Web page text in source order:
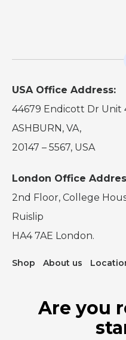
USA Office Address:
44679 Endicott Dr Unit
ASHBURN, VA,
20147 – 5567, USA
London Office
2nd Floor, College
Ruislip
HA4 7AE London.
Shop About us
Are you